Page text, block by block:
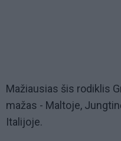
Mažiausias šis rodiklis
mažas - Maltoje,
Italijoje.